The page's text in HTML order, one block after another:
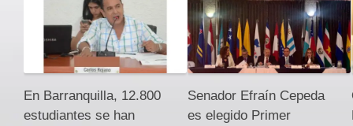
En Barranquilla, 12.800
estudiantes se han
Senador Efraín Cepeda
es elegido Primer